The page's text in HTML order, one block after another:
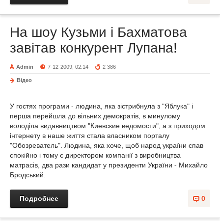
На шоу Кузьми і Бахматова
завітав конкурент Лупана!
Admin 7-12-2009, 02:14 2 386
Відео
У гостях програми - людина, яка зістрибнула з "Яблука" і
перша перейшла до вільних демократів, в минулому
володіла видавництвом "Киевские ведомости", а з приходом
інтернету в наше життя стала власником порталу
"Обозреватель". Людина, яка хоче, щоб народ україни спав
спокійно і тому є директором компанії з виробництва
матрасів, два рази кандидат у президенти України - Михайло
Бродський.
0
Подробнее